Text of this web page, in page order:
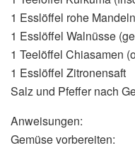
1 Esslöffel rohe
1 Esslöffel Walnüsse
1 Teelöffel Chiasamen
1 Esslöffel Zitronensaft
Salz und Pfeffer nach
Anweisungen:
Gemüse vorbereiten: